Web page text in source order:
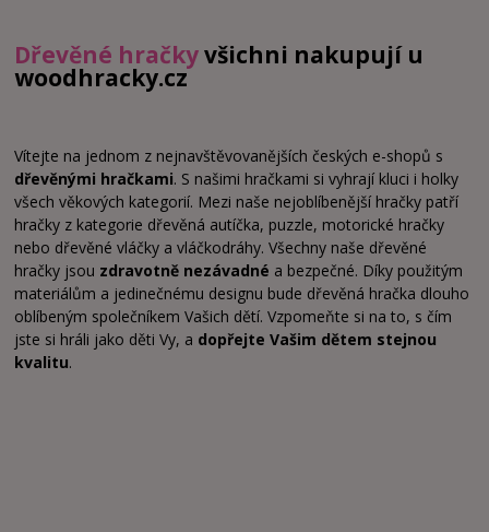
Dřevěné hračkyvšichni nakupují u
woodhracky.cz
Vítejte na jednom z nejnavštěvovanějších českých e-shopů s
dřevěnými hračkami. S našimi hračkami si vyhrají kluci i holky
všech věkových kategorií. Mezi naše nejoblíbenější hračky patří
hračky z kategorie dřevěná autíčka, puzzle, motorické hračky
nebo dřevěné vláčky a vláčkodráhy. Všechny naše dřevěné
hračky jsou zdravotně nezávadné a bezpečné. Díky použitým
materiálům a jedinečnému designu bude dřevěná hračka dlouho
oblíbeným společníkem Vašich dětí. Vzpomeňte si na to, s čím
jste si hráli jako děti Vy, a dopřejte Vašim dětem stejnou
kvalitu.